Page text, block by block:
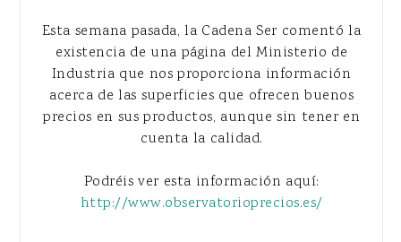
Esta semana pasada, la Cadena Ser comentó la
existencia de una página del Ministerio de
Industria que nos proporciona información
acerca de las superficies que ofrecen buenos
precios en sus productos, aunque sin tener en
cuenta la calidad.
Podréis ver esta información aquí:
http://www.observatorioprecios.es/